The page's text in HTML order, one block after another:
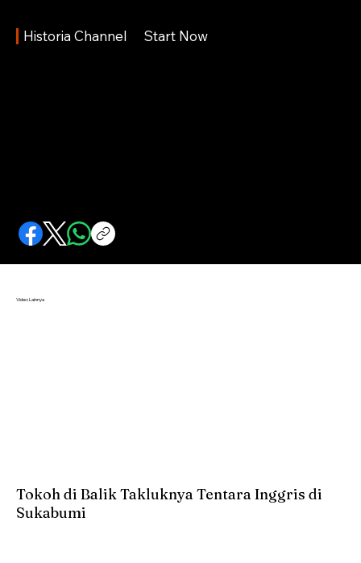
Historia Channel Start Now
Video Lainnya
Tokoh di Balik Takluknya Tentara Inggris di
Sukabumi